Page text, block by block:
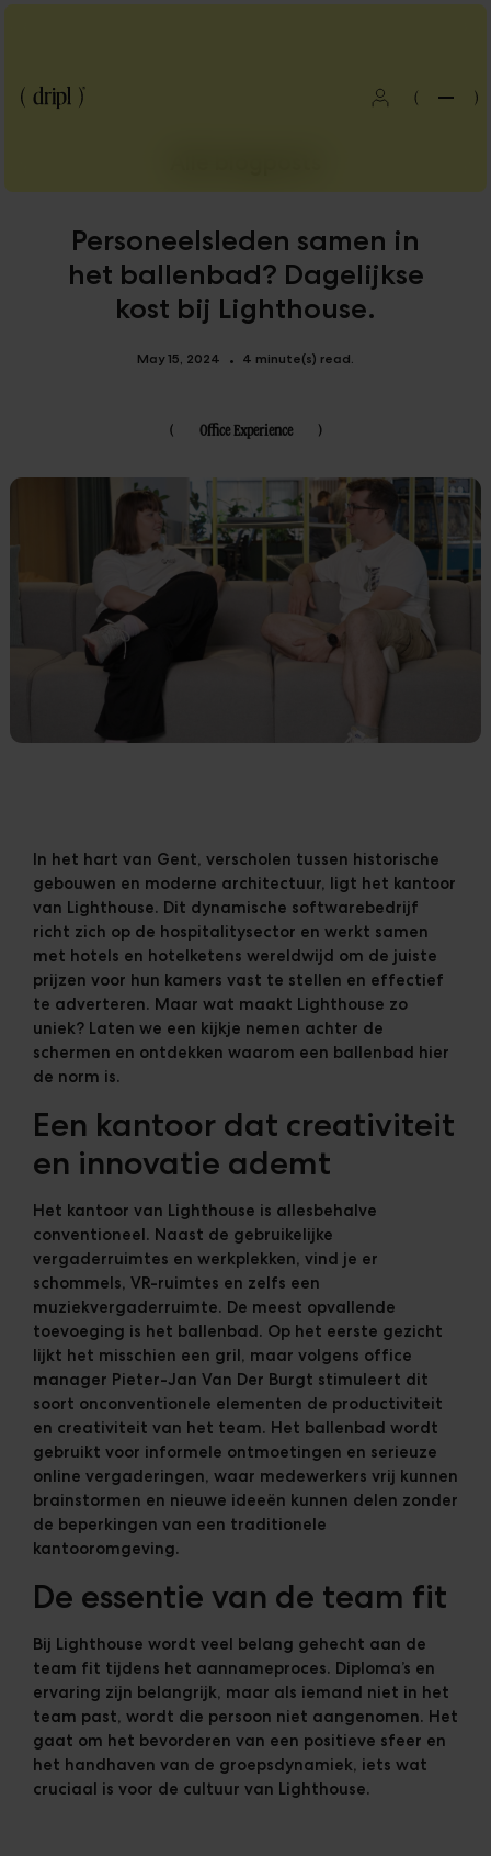
Blog
Klanten
Downloads
The Ripple
( )
Personeelsleden samen in
het ballenbad? Dagelijkse
kost bij Lighthouse.
May 15, 2024 • 4 minute(s) read.
( Office Experience )
In het hart van Gent, verscholen tussen historische
gebouwen en moderne architectuur, ligt het kantoor
van Lighthouse. Dit dynamische softwarebedrijf
richt zich op de hospitalitysector en werkt samen
met hotels en hotelketens wereldwijd om de juiste
prijzen voor hun kamers vast te stellen en effectief
te adverteren. Maar wat maakt Lighthouse zo
uniek? Laten we een kijkje nemen achter de
schermen en ontdekken waarom een ballenbad hier
de norm is.
Een kantoor dat creativiteit
en innovatie ademt
Het kantoor van Lighthouse is allesbehalve
conventioneel. Naast de gebruikelijke
vergaderruimtes en werkplekken, vind je er
schommels, VR-ruimtes en zelfs een
muziekvergaderruimte. De meest opvallende
toevoeging is het ballenbad. Op het eerste gezicht
lijkt het misschien een gril, maar volgens office
manager Pieter-Jan Van Der Burgt stimuleert dit
soort onconventionele elementen de productiviteit
en creativiteit van het team. Het ballenbad wordt
gebruikt voor informele ontmoetingen en serieuze
online vergaderingen, waar medewerkers vrij kunnen
brainstormen en nieuwe ideeën kunnen delen zonder
de beperkingen van een traditionele
kantooromgeving.
De essentie van de team fit
Bij Lighthouse wordt veel belang gehecht aan de
team fit tijdens het aannameproces. Diploma’s en
ervaring zijn belangrijk, maar als iemand niet in het
team past, wordt die persoon niet aangenomen. Het
gaat om het bevorderen van een positieve sfeer en
het handhaven van de groepsdynamiek, iets wat
cruciaal is voor de cultuur van Lighthouse.